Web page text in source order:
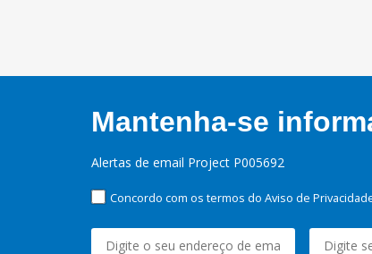
Mantenha-se
Alertas de email Project P005692
Concordo com os termos do Aviso de